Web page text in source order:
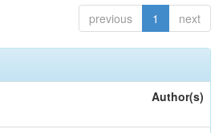
previous 1 next
Author(s)